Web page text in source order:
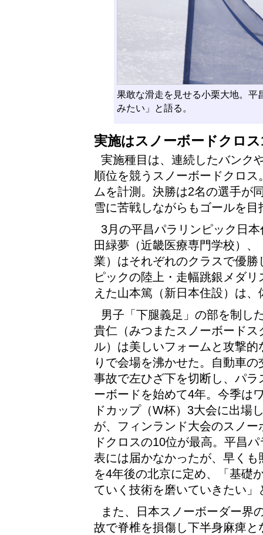
果敢な滑走を見せる小栗大地。平
みたい」と語る。
実施はスノーボードクロ
実施種目は、連続したバンク
順位を競うスノーボードクロ
ムを計測。決勝は2名の選手が
雪に苦戦しながらもゴールを目
3月の平昌パラリンピック日
田緑夢（近畿医療専門学校）
業）はそれぞれのクラスで優
ピックの陸上・走幅跳銀メダ
えた山本篤（新日本住設）は
男子「下腿義足」の部を制し
貴仁（みつまたスノーボードス
ル）は美しいフォームと攻撃的
りで会場を沸かせた。自動車の
事故で左ひざ下を切断し、パラ
ーボードを始めて4年。今季は
ドカップ（W杯）3大会に出場
が、フィンランド大会のスノー
ドクロスの10位が最高。平昌パ
表には届かなかったが、早くも
を4年後の北京に定め、「基礎
ていく技術を磨いていきたい」
また、日本スノーボーダー界
故で脊椎を損傷し下半身麻痺